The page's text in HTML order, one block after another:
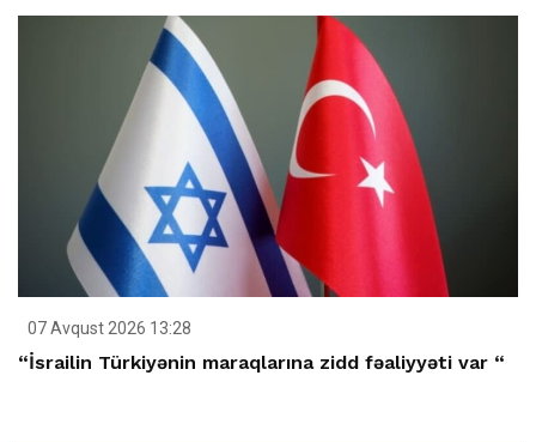
07 Avqust 2026 13:28
“İsrailin Türkiyənin maraqlarına zidd fəaliyyəti var “